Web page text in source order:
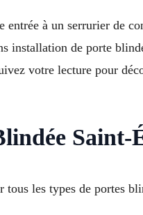
à un serrurier de
installation de porte
votre lecture pour
Saint-
les types de portes